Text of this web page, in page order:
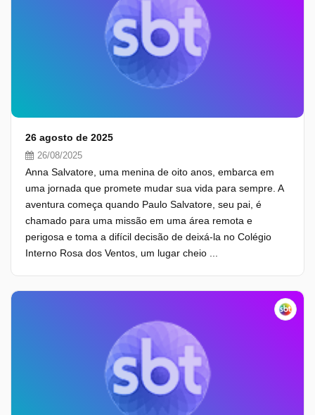
26 agosto de 2025
26/08/2025
Anna Salvatore, uma menina de oito anos, embarca em
uma jornada que promete mudar sua vida para sempre. A
aventura começa quando Paulo Salvatore, seu pai, é
chamado para uma missão em uma área remota e
perigosa e toma a difícil decisão de deixá-la no Colégio
Interno Rosa dos Ventos, um lugar cheio ...